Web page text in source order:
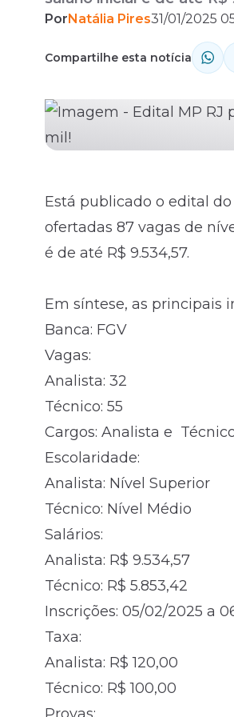
Banca: FGV Vagas:
Escolaridade: Analista:
PorNatália Pires31/01/2025
Compartilhe esta notícia
Está publicado o edital do
ofertadas 87 vagas de
é de até R$ 9.534,57.
Em síntese, as principais
Banca: FGV
Vagas:
Analista: 32
Técnico: 55
Cargos: Analista e
Escolaridade:
Analista: Nível Superior
Técnico: Nível Médio
Salários:
Analista: R$ 9.534,57
Técnico: R$ 5.853,42
Inscrições: 05/02/2025 a
Taxa:
Analista: R$ 120,00
Técnico: R$ 100,00